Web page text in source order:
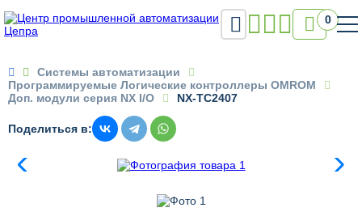
 0

Системы автоматизации
Программируемые Логические контроллеры OMROM
Доп. модули серия NX I/O
NX-TC2407
Поделиться в: